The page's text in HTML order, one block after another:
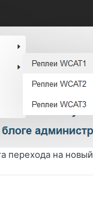
перехода на